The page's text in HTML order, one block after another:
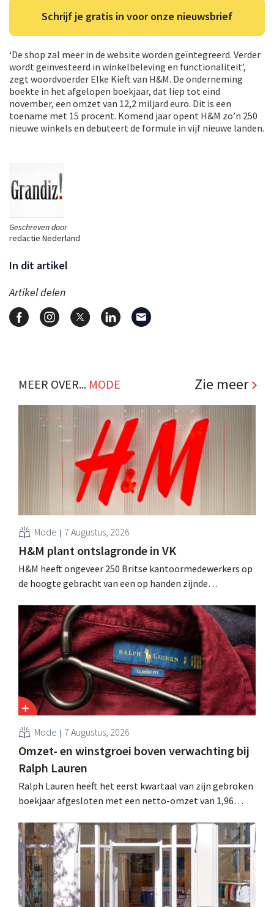
Geschreven door
redactie Nederland
In dit artikel
Artikel delen
Schrijf je gratis in voor onze nieuwsbrief
‘De shop zal meer in de website worden geïntegreerd. Verder
wordt geïnvesteerd in winkelbeleving en functionaliteit’,
zegt woordvoerder Elke Kieft van H&M. De onderneming
boekte in het afgelopen boekjaar, dat liep tot eind
november, een omzet van 12,2 miljard euro. Dit is een
toename met 15 procent. Komend jaar opent H&M zo’n 250
nieuwe winkels en debuteert de formule in vijf nieuwe landen.
MEER OVER... MODE Zie meer
Mode 7 Augustus, 2026
H&M plant ontslagronde in VK
H&M heeft ongeveer 250 Britse kantoormedewerkers op
de hoogte gebracht van een op handen zijnde
sanering volgt op eerdere ingrepen in Nederland, België
en Spanje waarbij al honderden jobs verloren gingen.
Mode 7 Augustus, 2026
Omzet- en winstgroei boven verwachting bij
Ralph Lauren
Ralph Lauren heeft het eerst kwartaal van zijn gebroken
boekjaar afgesloten met een netto-omzet van 1,96
is dan een jaar eerder. Na die beter dan verwachte start
verhoogt het bedrijf ook zijn vooruitzichten voor het
volledige boekjaar.